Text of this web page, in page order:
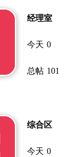
经理室
今天 0
总帖 101
综合区
今天 0